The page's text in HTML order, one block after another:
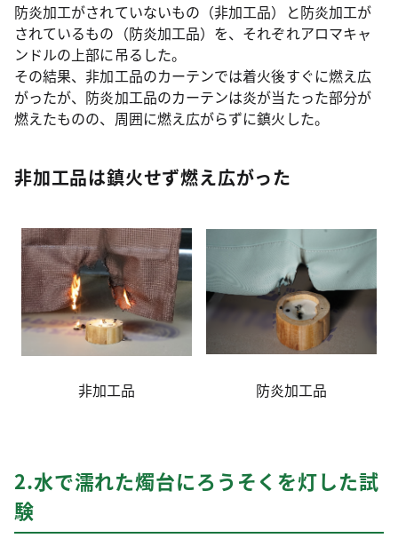
防炎加工がされていないもの（非加工品）と防炎加工が
されているもの（防炎加工品）を、それぞれアロマキャ
ンドルの上部に吊るした。
その結果、非加工品のカーテンでは着火後すぐに燃え広
がったが、防炎加工品のカーテンは炎が当たった部分が
燃えたものの、周囲に燃え広がらずに鎮火した。
非加工品は鎮火せず燃え広がった
非加工品 防炎加工品
2.水で濡れた燭台にろうそくを灯した試
験